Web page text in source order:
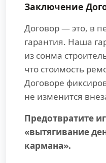
Заключение
Договор — это, в
гарантия. Наша
из сонма
что стоимость
Договоре
не изменится
Предотвратите
«вытягивание
кармана».